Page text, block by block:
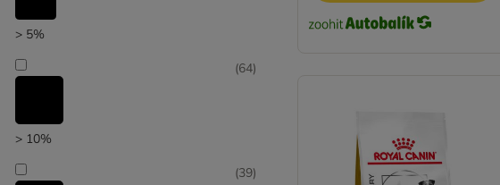
zoohit doporučuje
> 5%
> 10%
(64)
(39)